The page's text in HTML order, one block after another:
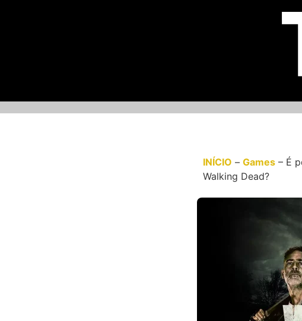
INÍCIO – Games – É
Walking Dead?